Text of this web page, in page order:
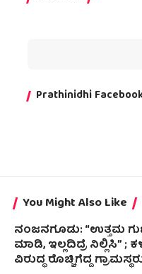
Prathinidhi
You Might Also Like
ನಂಜನಗೂಡು: “ಉತ್ತಮ
ಮಾಡಿ, ಇಲ್ಲದಿದ್ರೆ ನಿಲ್ಲಿಸಿ” ;
ವಿರುದ್ಧ ರೊಚ್ಚಿಗೆದ್ದ